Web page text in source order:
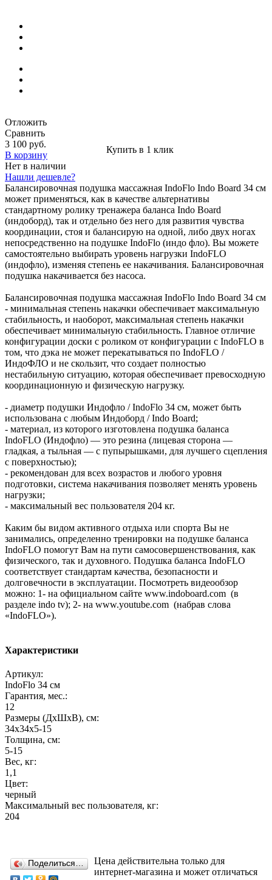
Отложить
Сравнить
3 100 руб.
В корзину
Купить в 1 клик
Нет в наличии
Нашли дешевле?
Балансировочная подушка массажная IndoFlo Indo Board 34 см
может применяться, как в качестве альтернативы
стандартному ролику тренажера баланса Indo Board
(индоборд), так и отдельно без него для развития чувства
координации, стоя и балансирую на одной, либо двух ногах
непосредственно на подушке IndoFlo (индо фло). Вы можете
самостоятельно выбирать уровень нагрузки IndoFLO
(индофло), изменяя степень ее накачивания. Балансировочная
подушка накачивается без насоса.
Балансировочная подушка массажная IndoFlo Indo Board 34 см
- минимальная степень накачки обеспечивает максимальную
стабильность, и наоборот, максимальная степень накачки
обеспечивает минимальную стабильность. Главное отличие
конфигурации доски с роликом от конфигурации с IndoFLO в
том, что дэка не может перекатываться по IndoFLO /
ИндоФЛО и не скользит, что создает полностью
нестабильную ситуацию, которая обеспечивает превосходную
координационную и физическую нагрузку.
- диаметр подушки Индофло / IndoFlo 34 см, может быть
использована с любым Индоборд / Indo Board;
- материал, из которого изготовлена подушка баланса
IndoFLO (Индофло) — это резина (лицевая сторона —
гладкая, а тыльная — с пупырышками, для лучшего сцепления
с поверхностью);
- рекомендован для всех возрастов и любого уровня
подготовки, система накачивания позволяет менять уровень
нагрузки;
- максимальный вес пользователя 204 кг.
Каким бы видом активного отдыха или спорта Вы не
занимались, определенно тренировки на подушке баланса
IndoFLO помогут Вам на пути самосовершенствования, как
физического, так и духовного. Подушка баланса IndoFLO
соответствует стандартам качества, безопасности и
долговечности в эксплуатации. Посмотреть видеообзор
можно: 1- на официальном сайте www.indoboard.com (в
разделе indo tv); 2- на www.youtube.com (набрав слова
«IndoFLO»).
Характеристики
Артикул:
IndoFlo 34 см
Гарантия, мес.:
12
Размеры (ДхШхВ), см:
34х34х5-15
Толщина, см:
5-15
Вес, кг:
1,1
Цвет:
черный
Максимальный вес пользователя, кг:
204
Поделиться…
Цена действительна только для
интернет-магазина и может отличаться